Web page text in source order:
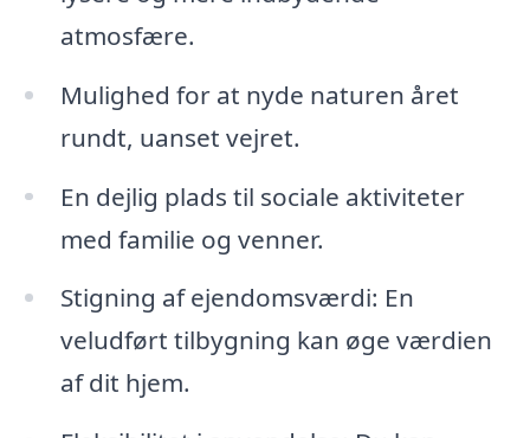
atmosfære.
Mulighed for at nyde naturen året
rundt, uanset vejret.
En dejlig plads til sociale aktiviteter
med familie og venner.
Stigning af ejendomsværdi: En
veludført tilbygning kan øge værdien
af dit hjem.